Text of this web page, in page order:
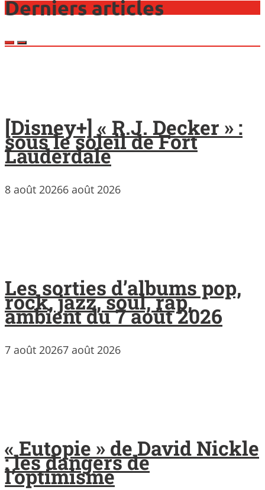
Derniers articles
[Disney+] « R.J. Decker » :
sous le soleil de Fort
Lauderdale
8 août 20266 août 2026
Les sorties d’albums pop,
rock, jazz, soul, rap,
ambient du 7 août 2026
7 août 20267 août 2026
« Eutopie » de David Nickle
: les dangers de
l’optimisme